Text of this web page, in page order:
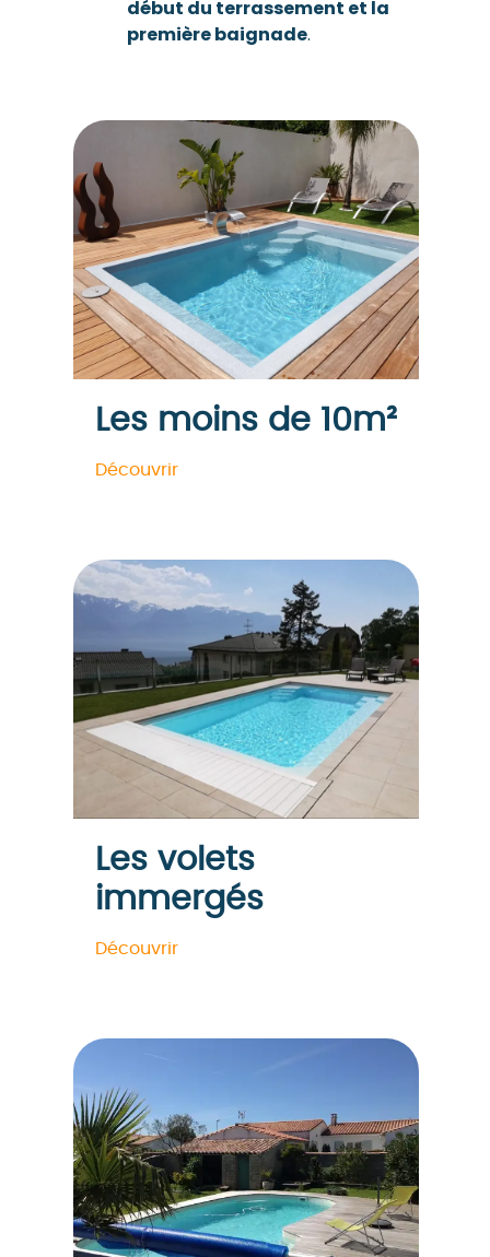
début du terrassement et la
première baignade.
Les moins de 10m²
Découvrir
Les volets
immergés
Découvrir